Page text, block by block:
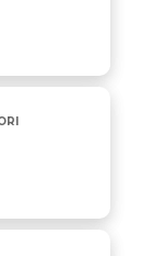
CICLISTI